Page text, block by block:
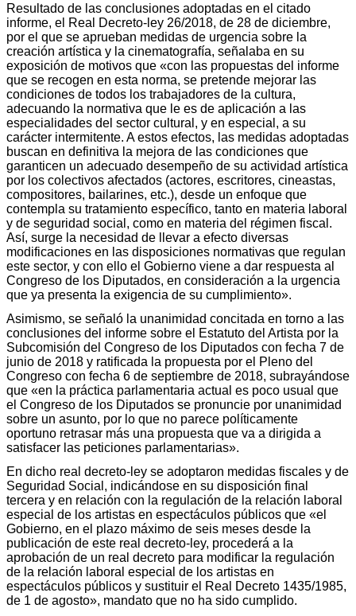
Resultado de las conclusiones adoptadas en el citado
informe, el Real Decreto-ley 26/2018, de 28 de diciembre,
por el que se aprueban medidas de urgencia sobre la
creación artística y la cinematografía, señalaba en su
exposición de motivos que «con las propuestas del informe
que se recogen en esta norma, se pretende mejorar las
condiciones de todos los trabajadores de la cultura,
adecuando la normativa que le es de aplicación a las
especialidades del sector cultural, y en especial, a su
carácter intermitente. A estos efectos, las medidas adoptadas
buscan en definitiva la mejora de las condiciones que
garanticen un adecuado desempeño de su actividad artística
por los colectivos afectados (actores, escritores, cineastas,
compositores, bailarines, etc.), desde un enfoque que
contempla su tratamiento específico, tanto en materia laboral
y de seguridad social, como en materia del régimen fiscal.
Así, surge la necesidad de llevar a efecto diversas
modificaciones en las disposiciones normativas que regulan
este sector, y con ello el Gobierno viene a dar respuesta al
Congreso de los Diputados, en consideración a la urgencia
que ya presenta la exigencia de su cumplimiento».
Asimismo, se señaló la unanimidad concitada en torno a las
conclusiones del informe sobre el Estatuto del Artista por la
Subcomisión del Congreso de los Diputados con fecha 7 de
junio de 2018 y ratificada la propuesta por el Pleno del
Congreso con fecha 6 de septiembre de 2018, subrayándose
que «en la práctica parlamentaria actual es poco usual que
el Congreso de los Diputados se pronuncie por unanimidad
sobre un asunto, por lo que no parece políticamente
oportuno retrasar más una propuesta que va a dirigida a
satisfacer las peticiones parlamentarias».
En dicho real decreto-ley se adoptaron medidas fiscales y de
Seguridad Social, indicándose en su disposición final
tercera y en relación con la regulación de la relación laboral
especial de los artistas en espectáculos públicos que «el
Gobierno, en el plazo máximo de seis meses desde la
publicación de este real decreto-ley, procederá a la
aprobación de un real decreto para modificar la regulación
de la relación laboral especial de los artistas en
espectáculos públicos y sustituir el Real Decreto 1435/1985,
de 1 de agosto», mandato que no ha sido cumplido.